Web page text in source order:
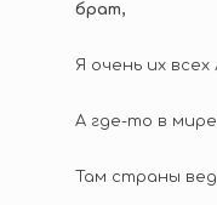
брат,
Я очень их
А где-то в
Там страны